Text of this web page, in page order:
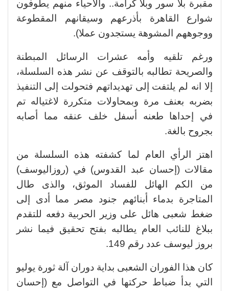
مقبرة بلا سور وبلا كرامة.. والأحياء منهم يطوفون
شوارع القاهرة بأذرعهم وسيقانهم المقطوعة
ووجوههم المشوهة يستجدون عملا).
ورغم تلقيه وأمه عشرات الرسائل المبطنة
والصريحة تطالبه بالتوقف عن نشر هذه السلسلة،
إلا انه لم يلتفت إلى تهديداتهم فتحولت إلى التنفيذ
بضربه بعنف مرة وبمحاولات متكررة لاغتياله تم
في إحداها طعنه أسفل خلف عنقه مما أصابه
بجروح بالغة.
اهتز الرأي العام لما كشفته هذه السلسلة من
مقالات (إحسان عبد القدوس) في (روزاليوسف)
من الكم الهائل للفساد الموثق، والذى طال
المتاجرة بدماء أبنائهم جنود مصر مما أدى إلى
ضغط شعبى هائل على وزير الحربية دفعه للتقدم
ببلاغ للنائب العام يطالبه بفتح تحقيق فيما نشر
بروز ليوسف عدد رقم 149.
كان هذا الفوران الشعبى بداية دوران آلة ثورة يوليو
التي بدأ ضباط حركتها في التواصل مع (إحسان